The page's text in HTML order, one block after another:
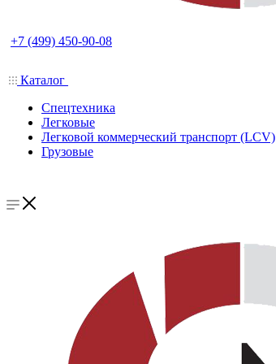
+7 (499) 450-90-08
Каталог
Спецтехника
Легковые
Легковой коммерческий транспорт (LCV)
Грузовые